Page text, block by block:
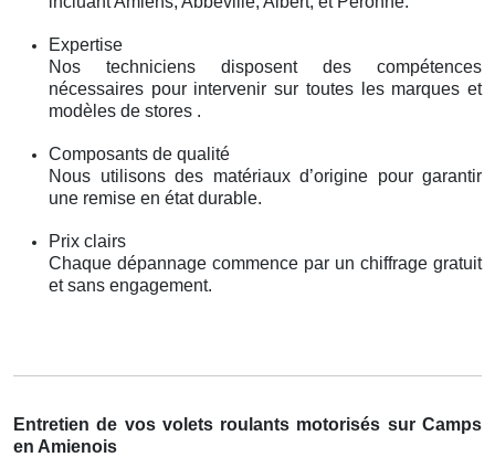
Expertise
Nos techniciens disposent des compétences
nécessaires pour intervenir sur toutes les marques et
modèles de stores .
Composants de qualité
Nous utilisons des matériaux d’origine pour garantir
une remise en état durable.
Prix clairs
Chaque dépannage commence par un chiffrage gratuit
et sans engagement.
Entretien de vos volets roulants motorisés sur Camps
en Amienois